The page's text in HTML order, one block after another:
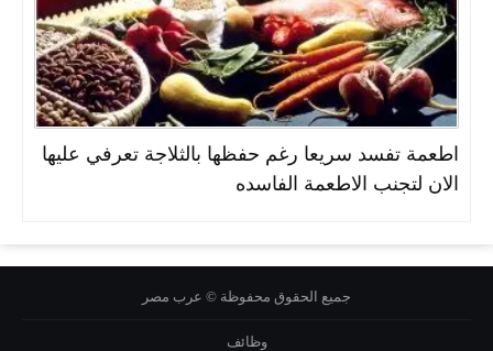
اطعمة تفسد سريعا رغم حفظها بالثلاجة تعرفي عليها
الان لتجنب الاطعمة الفاسده
جميع الحقوق محفوظة © عرب مصر
وظائف